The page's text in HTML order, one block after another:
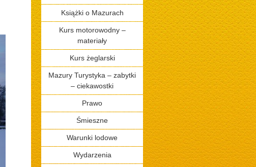
Książki o Mazurach
Kurs motorowodny –
materiały
Kurs żeglarski
Mazury Turystyka – zabytki
– ciekawostki
Prawo
Śmieszne
Warunki lodowe
Wydarzenia